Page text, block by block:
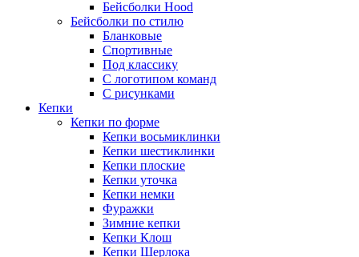
Бейсболки Hood
Бейсболки по стилю
Бланковые
Спортивные
Под классику
С логотипом команд
С рисунками
Кепки
Кепки по форме
Кепки восьмиклинки
Кепки шестиклинки
Кепки плоские
Кепки уточка
Кепки немки
Фуражки
Зимние кепки
Кепки Клош
Кепки Шерлока